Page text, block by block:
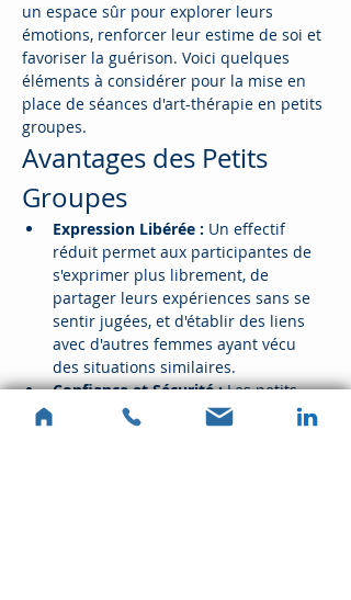
un espace sûr pour explorer leurs
émotions, renforcer leur estime de soi et
favoriser la guérison. Voici quelques
éléments à considérer pour la mise en
place de séances d'art-thérapie en petits
groupes.
Avantages des Petits
Groupes
Expression Libérée : Un effectif
réduit permet aux participantes de
s'exprimer plus librement, de
partager leurs expériences sans se
sentir jugées, et d'établir des liens
avec d'autres femmes ayant vécu
des situations similaires.
Confiance et Sécurité : Les petits
groupes favorisent un climat de